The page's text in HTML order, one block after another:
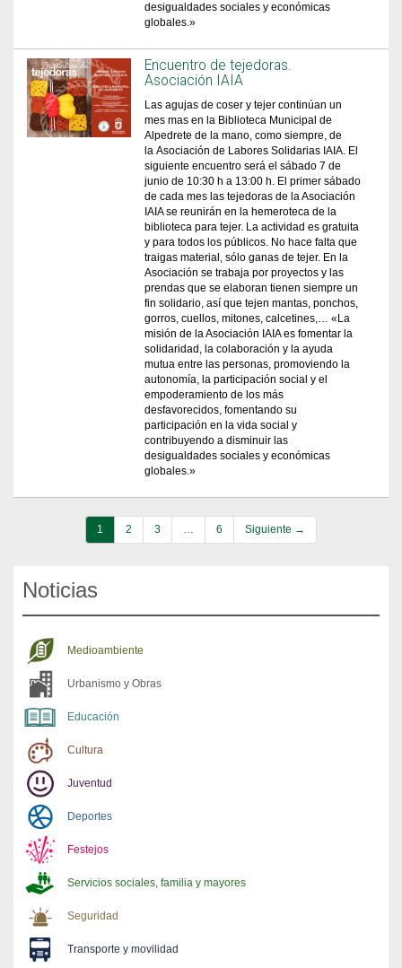
desigualdades sociales y económicas
globales.»
Encuentro de tejedoras.
Asociación IAIA
Las agujas de coser y tejer continúan un
mes mas en la Biblioteca Municipal de
Alpedrete de la mano, como siempre, de
la Asociación de Labores Solidarias IAIA. El
siguiente encuentro será el sábado 7 de
junio de 10:30 h a 13:00 h. El primer sábado
de cada mes las tejedoras de la Asociación
IAIA se reunirán en la hemeroteca de la
biblioteca para tejer. La actividad es gratuita
y para todos los públicos. No hace falta que
traigas material, sólo ganas de tejer. En la
Asociación se trabaja por proyectos y las
prendas que se elaboran tienen siempre un
fin solidario, así que tejen mantas, ponchos,
gorros, cuellos, mitones, calcetines,… «La
misión de la Asociación IAIA es fomentar la
solidaridad, la colaboración y la ayuda
mutua entre las personas, promoviendo la
autonomía, la participación social y el
empoderamiento de los más
desfavorecidos, fomentando su
participación en la vida social y
contribuyendo a disminuir las
desigualdades sociales y económicas
globales.»
1 2 3 … 6 Siguiente →
Noticias
Medioambiente
Urbanismo y Obras
Educación
Cultura
Juventud
Deportes
Festejos
Servicios sociales, familia y mayores
Seguridad
Transporte y movilidad